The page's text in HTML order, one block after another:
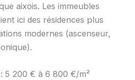
aixois. Les immeubles
ici des résidences plus
modernes (ascenseur,
: 5 200 € à 6 800 €/m²